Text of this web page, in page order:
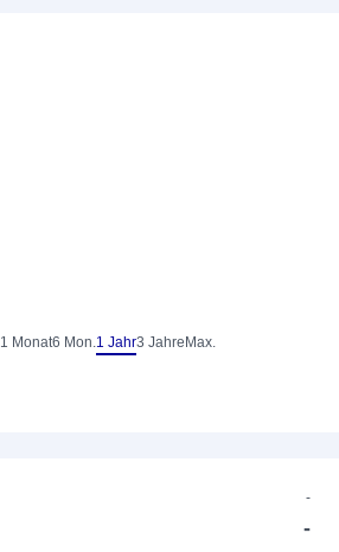
1 Monat6 Mon.1 Jahr3 Jahre Max.
-
-